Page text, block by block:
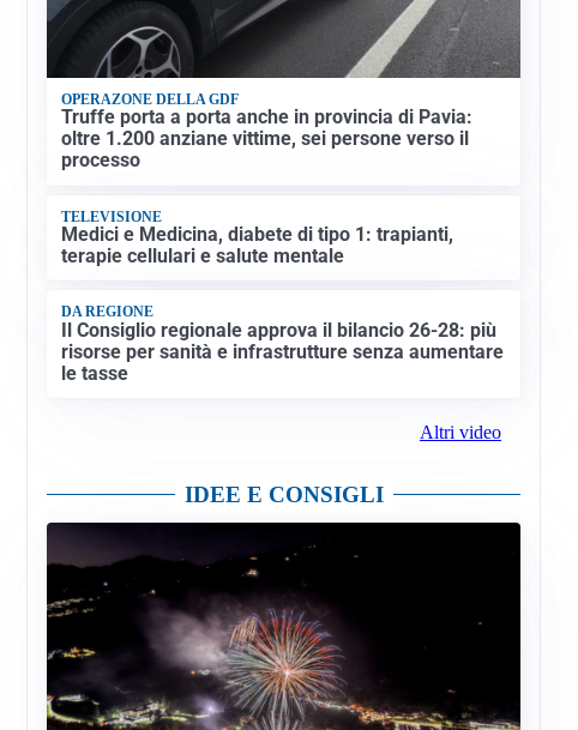
OPERAZONE DELLA GDF
Truffe porta a porta anche in provincia di Pavia:
oltre 1.200 anziane vittime, sei persone verso il
processo
TELEVISIONE
Medici e Medicina, diabete di tipo 1: trapianti,
terapie cellulari e salute mentale
DA REGIONE
Il Consiglio regionale approva il bilancio 26-28: più
risorse per sanità e infrastrutture senza aumentare
le tasse
Altri video
IDEE E CONSIGLI